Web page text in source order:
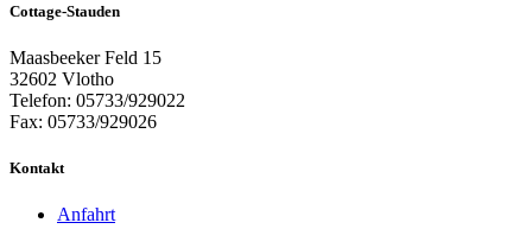
Cottage-Stauden
Maasbeeker Feld 15
32602 Vlotho
Telefon: 05733/929022
Fax: 05733/929026
Kontakt
Anfahrt